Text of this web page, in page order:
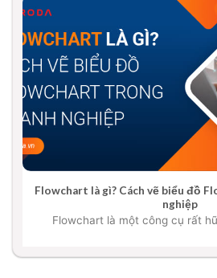
Flowchart là gì? Cách vẽ biểu đồ
nghiệp
Flowchart là một công cụ rất